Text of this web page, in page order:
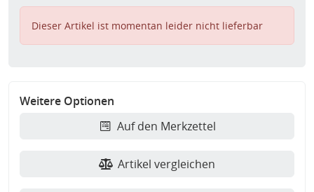
Dieser Artikel ist momentan leider nicht lieferbar
Weitere Optionen
Auf den Merkzettel
Artikel vergleichen